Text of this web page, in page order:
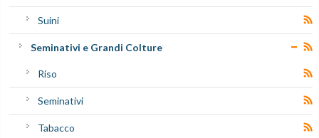
Suini
Seminativi e Grandi Colture
Riso
Seminativi
Tabacco